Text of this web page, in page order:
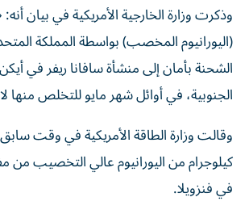
وذكرت وزارة الخارجية الأمريكية في بيان
(اليورانيوم المخصب) بواسطة المملكة
الشحنة بأمان إلى منشأة سافانا ريفر في
الجنوبية، في أوائل شهر مايو للتخلص منها
كيلوجرام من اليورانيوم عالي التخصيب
في فنزويلا.